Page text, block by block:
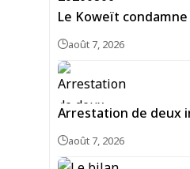
Le Koweït
août 7, 2026
Arrestation de deux
août 7, 2026